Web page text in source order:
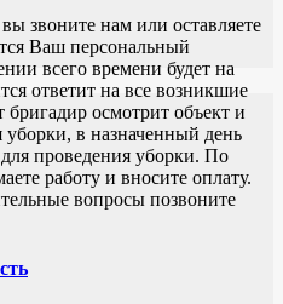
звоните нам или оставляете
Ваш персональный
всего времени будет на
ответит на все возникшие
осмотрит объект и
уборки, в назначенный день
проведения уборки. По
работу и вносите оплату.
вопросы позвоните